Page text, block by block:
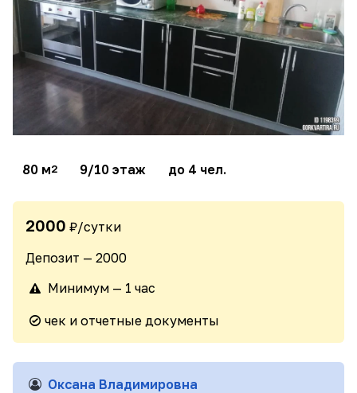
80 м2 9/10 этаж до 4 чел.
2000 ₽/сутки
Депозит — 2000
Минимум — 1 час
чек и отчетные документы
Оксана Владимировна